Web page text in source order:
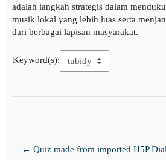
adalah langkah strategis dalam
musik lokal yang lebih luas serta
dari berbagai lapisan masyarakat.
Keyword(s):
← Quiz made from imported H5P